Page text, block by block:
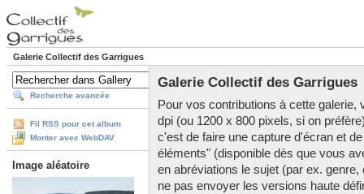
Galerie Collectif des Garrigues
Recherche avancée
Fil RSS pour cet album
Monter avec WebDAV
Image aléatoire
Galerie Collectif des Garrigues
Pour vos contributions à cette
dpi (ou 1200 x 800 pixels, si on
c'est de faire une capture d'écran et
éléments" (disponible dès que vous
en abréviations le sujet (par ex.
ne pas envoyer les versions haute